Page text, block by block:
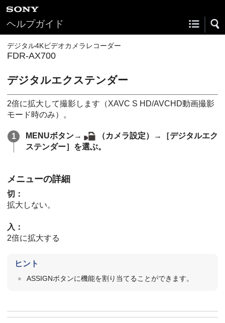
ヘルプガイド
デジタル4Kビデオカメラレコーダー
FDR-AX700
デジタルエクステンダー
2倍に拡大して撮影します（XAVC S HD/AVCHD動画撮影
モード時のみ）。
MENUボタン→
（カメラ設定）→［デジタルエク
ステンダー］を選ぶ。
メニューの詳細
切：
拡大しない。
入：
2倍に拡大する
ヒント
ASSIGNボタンに機能を割り当てることができます。